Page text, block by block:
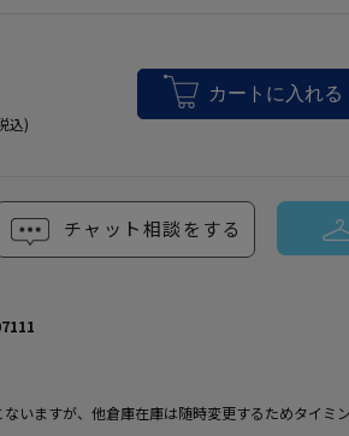
込)
チャット相談をする
いますが、他倉庫在庫は随時変更するためタイミ